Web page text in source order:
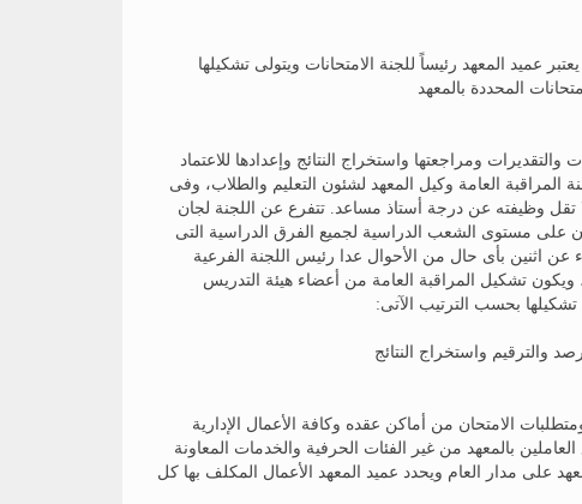
عميد المعهد رئيساً للجنة الامتحانات ويتولى تشكيلها
المحددة بالمعهد
ومراجعتها واستخراج النتائج وإعدادها للاعتماد
المراقبة العامة وكيل المعهد لشئون التعليم والطلاب، وفى
تقل وظيفته عن درجة أستاذ مساعد. تتفرع عن اللجنة لجان
على مستوى الشعب الدراسية لجميع الفرق الدراسية التى
عدد الأعضاء عن اثنين بأى حال من الأحوال عدا رئيس اللجنة الفرعية
تشكيل المراقبة العامة من أعضاء هيئة التدريس
بحسب الترتيب الآتى:
الامتحان من أماكن عقده وكافة الأعمال الإدارية
بالمعهد من غير الفئات الحرفية والخدمات المعاونة
على مدار العام ويحدد عميد المعهد الأعمال المكلف بها كل